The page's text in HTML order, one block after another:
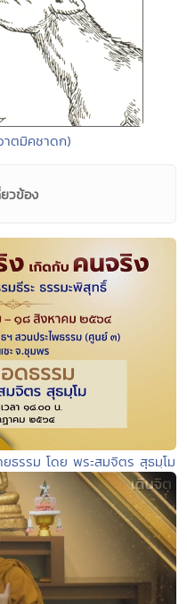
าตมิคชาดก)
วข้อง
ธรรม โดย พระสมจิตร สุธมฺโม